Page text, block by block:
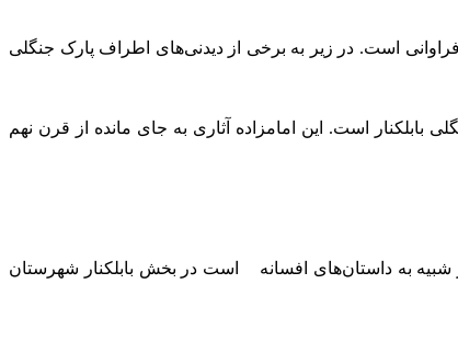
است. در زیر به برخی از دیدنی‌های اطراف پارک جنگلی
است. این امامزاده آثاری به جای مانده از قرن نهم
شبیه به داستان‌های افسانه‌ است در بخش بابلکنار شهرستان